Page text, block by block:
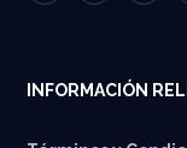
INFORMACIÓN